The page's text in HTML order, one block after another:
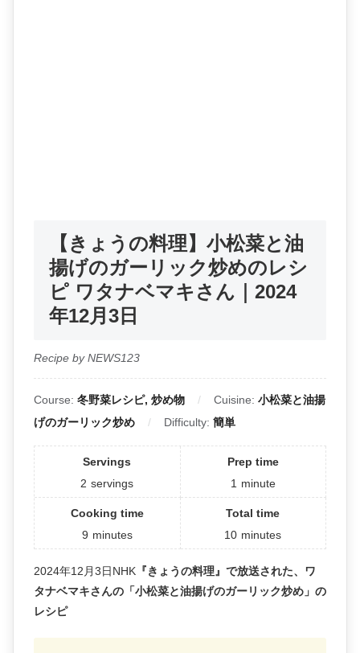
【きょうの料理】小松菜と油
揚げのガーリック炒めのレシ
ピ ワタナベマキさん｜2024
年12月3日
Recipe by NEWS123
Course: 冬野菜レシピ, 炒め物 Cuisine: 小松菜と油揚
げのガーリック炒め
Difficulty: 簡単
Servings
2 servings
Prep time
1 minute
Cooking time
9 minutes
Total time
10 minutes
2024年12月3日NHK 『きょうの料理』で放送された、ワ
タナベマキさんの「小松菜と油揚げのガーリック炒め」の
レシピ